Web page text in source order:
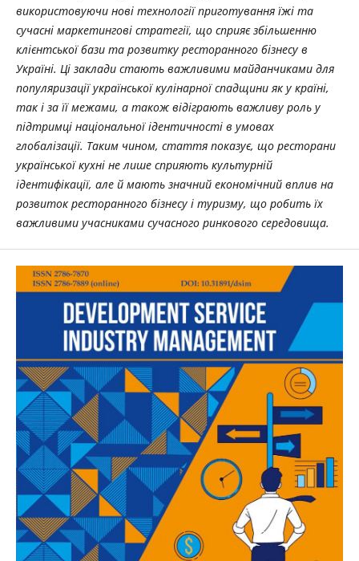
використовуючи нові технології приготування їжі та
сучасні маркетингові стратегії, що сприяє збільшенню
клієнтської бази та розвитку ресторанного бізнесу в
Україні. Ці заклади стають важливими майданчиками для
популяризації української кулінарної спадщини як у країні,
так і за її межами, а також відіграють важливу роль у
підтримці національної ідентичності в умовах
глобалізації. Таким чином, стаття показує, що ресторани
української кухні не лише сприяють культурній
ідентифікації, але й мають значний економічний вплив на
розвиток ресторанного бізнесу і туризму, що робить їх
важливими учасниками сучасного ринкового середовища.